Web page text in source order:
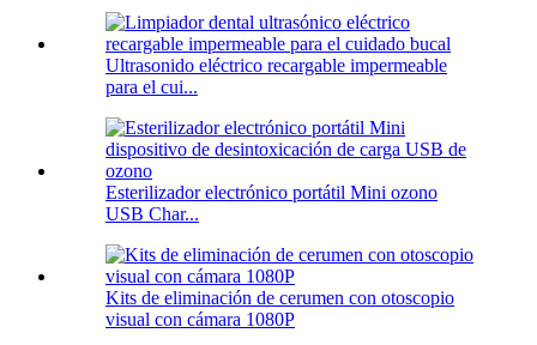
Ultrasonido eléctrico recargable impermeable
para el cui...
Esterilizador electrónico portátil Mini ozono
USB Char...
Kits de eliminación de cerumen con otoscopio
visual con cámara 1080P